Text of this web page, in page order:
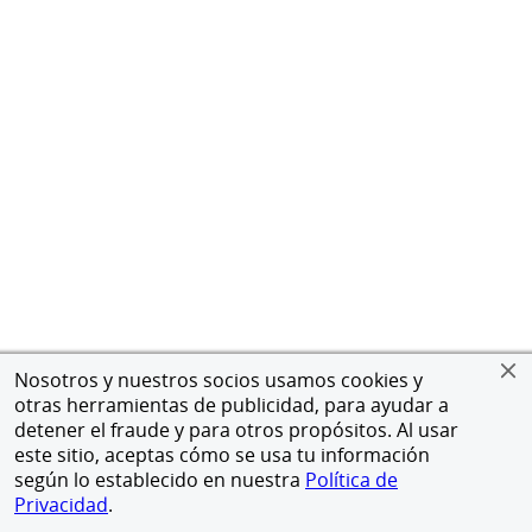
Nosotros y nuestros socios usamos cookies y
otras herramientas de publicidad, para ayudar a
detener el fraude y para otros propósitos. Al usar
este sitio, aceptas cómo se usa tu información
según lo establecido en nuestra Política de
Privacidad.